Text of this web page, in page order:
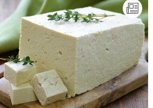
kaczmarek, 21.04.2024
już cieknie na sam widok. Wszystko co ma
uwielbiam. Najlepsze ciasto bez
Nawet laik je zrobi. Przepis dobrze
Odpowiedz
bo nie mam zdolności do pieczonych
się robi i nawet mi się udaje. Polecam
Odpowiedz